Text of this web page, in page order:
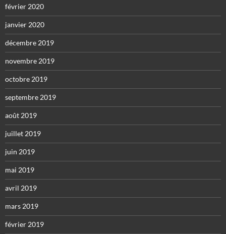
février 2020
janvier 2020
décembre 2019
novembre 2019
octobre 2019
septembre 2019
août 2019
juillet 2019
juin 2019
mai 2019
avril 2019
mars 2019
février 2019